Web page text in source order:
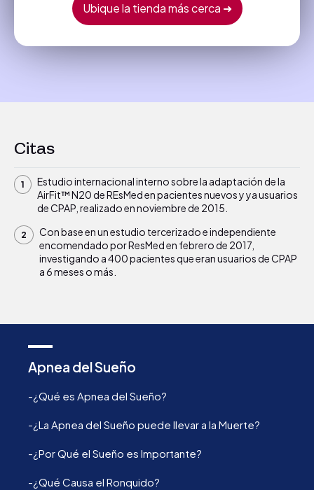
Ubique la tienda más cerca ➜
Citas
Estudio internacional interno sobre la adaptación de la
AirFit™ N20 de REsMed en pacientes nuevos y ya usuarios
de CPAP, realizado en noviembre de 2015.
Con base en un estudio tercerizado e independiente
encomendado por ResMed en febrero de 2017,
investigando a 400 pacientes que eran usuarios de CPAP
a 6 meses o más.
Apnea del Sueño
-¿Qué es Apnea del Sueño?
-¿La Apnea del Sueño puede llevar a la Muerte?
-¿Por Qué el Sueño es Importante?
-¿Qué Causa el Ronquido?